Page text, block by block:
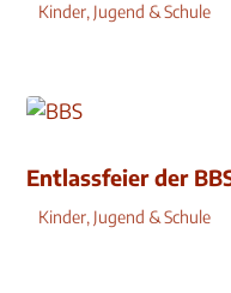
Kinder, Jugend & Schule
Entlassfeier der
Kinder, Jugend & Schule